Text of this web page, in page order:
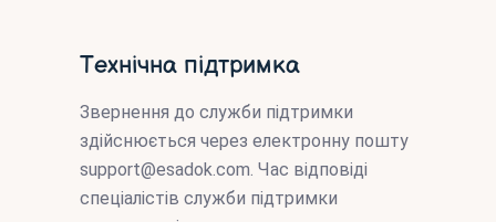
Технічна підтримка
Звернення до служби підтримки
здійснюється через електронну пошту
support@esadok.com . Час відповіді
спеціалістів служби підтримки